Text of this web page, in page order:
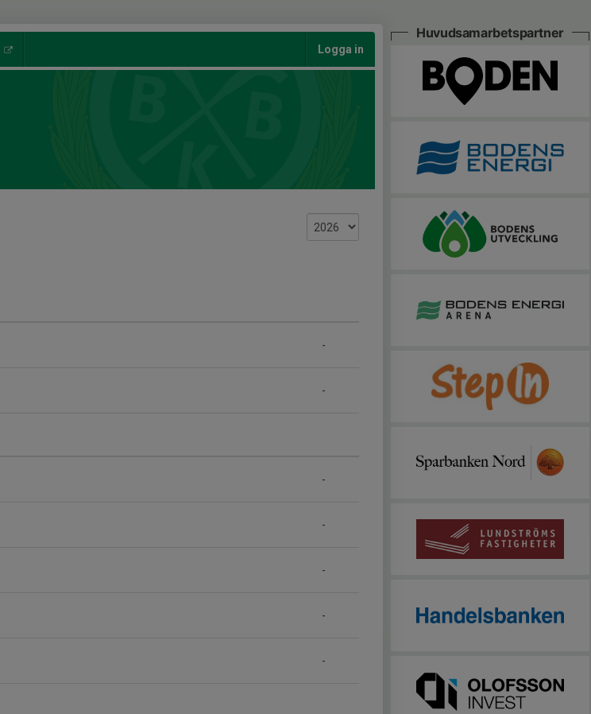
Logga in
-
-
-
-
-
-
-
Huvudsamarbetspartner